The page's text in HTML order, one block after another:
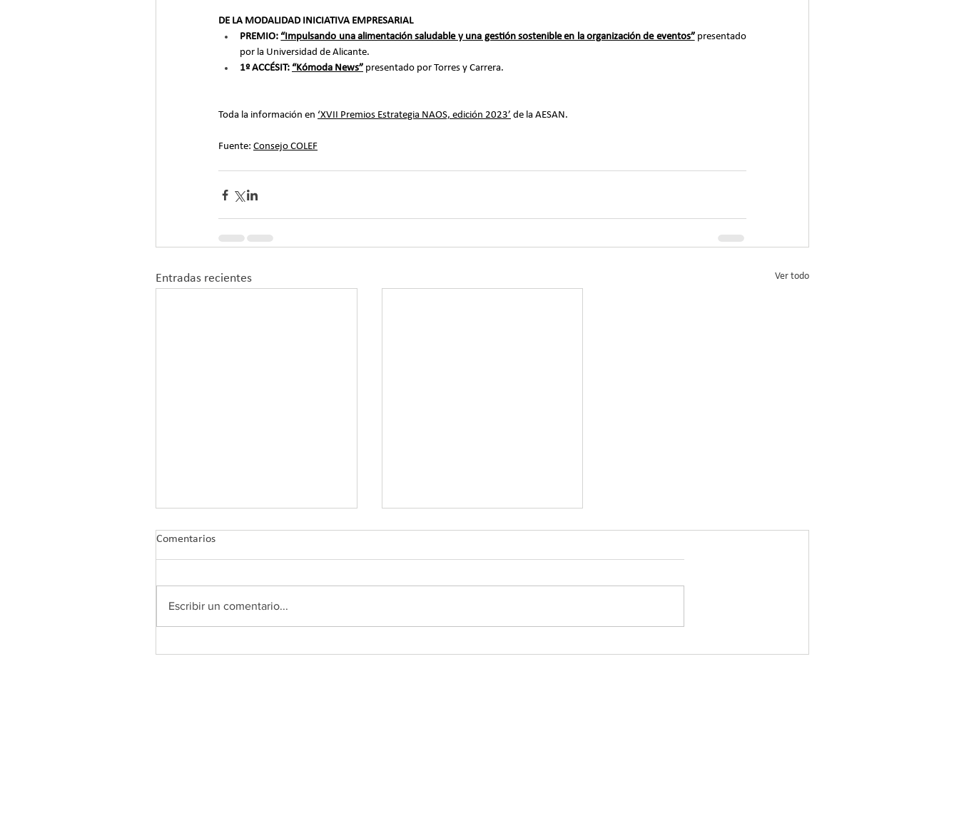
DE LA MODALIDAD INICIATIVA EMPRESARIAL
PREMIO: “Impulsando una alimentación saludable y una gestión sostenible en la organización de eventos” presentado
por la Universidad de Alicante.
1º ACCÉSIT: “Kómoda News” presentado por Torres y Carrera.
Toda la información en ‘XVII Premios Estrategia NAOS, edición 2023’ de la AESAN.
Fuente: Consejo COLEF
Entradas recientes Ver todo
Comentarios
Escribir un comentario...